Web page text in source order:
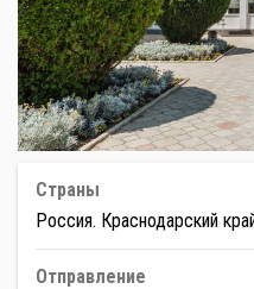
Страны
Россия. Краснодарский
Отправление